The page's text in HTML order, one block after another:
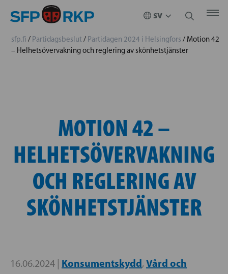
sfp.fi / Partidagsbeslut/ Partidagen 2024 i Helsingfors / Motion 42
– Helhetsövervakning och reglering av skönhetstjänster
MOTION 42 –
HELHETSÖVERVAKNING
OCH REGLERING AV
SKÖNHETSTJÄNSTER
16.06.2024 | Konsumentskydd, Vård och